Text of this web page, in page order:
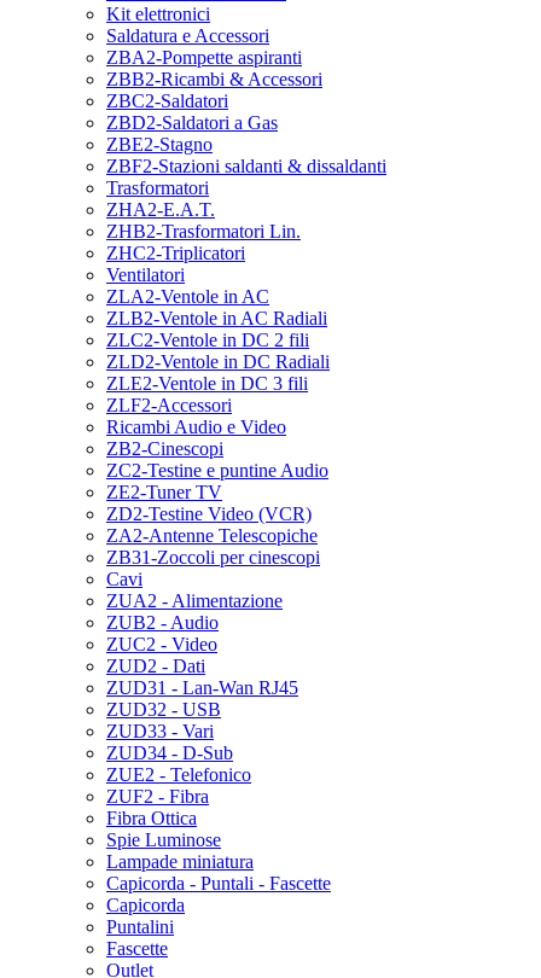
Kit elettronici
Saldatura e Accessori
ZBA2-Pompette aspiranti
ZBB2-Ricambi & Accessori
ZBC2-Saldatori
ZBD2-Saldatori a Gas
ZBE2-Stagno
ZBF2-Stazioni saldanti & dissaldanti
Trasformatori
ZHA2-E.A.T.
ZHB2-Trasformatori Lin.
ZHC2-Triplicatori
Ventilatori
ZLA2-Ventole in AC
ZLB2-Ventole in AC Radiali
ZLC2-Ventole in DC 2 fili
ZLD2-Ventole in DC Radiali
ZLE2-Ventole in DC 3 fili
ZLF2-Accessori
Ricambi Audio e Video
ZB2-Cinescopi
ZC2-Testine e puntine Audio
ZE2-Tuner TV
ZD2-Testine Video (VCR)
ZA2-Antenne Telescopiche
ZB31-Zoccoli per cinescopi
Cavi
ZUA2 - Alimentazione
ZUB2 - Audio
ZUC2 - Video
ZUD2 - Dati
ZUD31 - Lan-Wan RJ45
ZUD32 - USB
ZUD33 - Vari
ZUD34 - D-Sub
ZUE2 - Telefonico
ZUF2 - Fibra
Fibra Ottica
Spie Luminose
Lampade miniatura
Capicorda - Puntali - Fascette
Capicorda
Puntalini
Fascette
Outlet